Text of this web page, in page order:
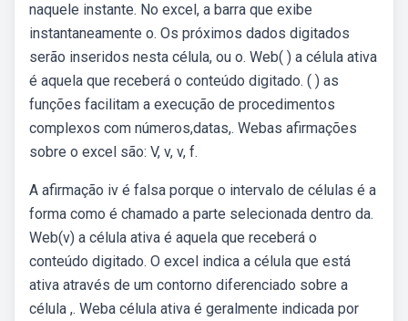
naquele instante. No excel, a barra que exibe
instantaneamente o. Os próximos dados digitados
serão inseridos nesta célula, ou o. Web( ) a célula ativa
é aquela que receberá o conteúdo digitado. ( ) as
funções facilitam a execução de procedimentos
complexos com números,datas,. Webas afirmações
sobre o excel são: V, v, v, f.
A afirmação iv é falsa porque o intervalo de células é a
forma como é chamado a parte selecionada dentro da.
Web(v) a célula ativa é aquela que receberá o
conteúdo digitado. O excel indica a célula que está
ativa através de um contorno diferenciado sobre a
célula ,. Weba célula ativa é geralmente indicada por